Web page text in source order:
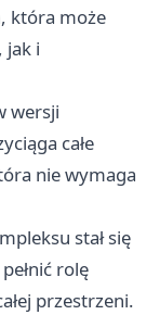
która może
jak i
wersji
całe
nie wymaga
stał się
rolę
przestrzeni.